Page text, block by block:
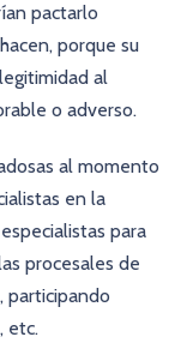
pactarlo
porque su
al
o adverso.
al momento
en la
para
procesales de
participando
etc.